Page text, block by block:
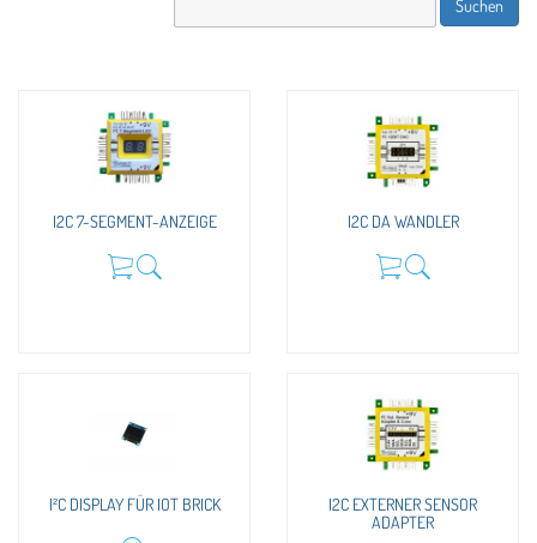
I2C 7-SEGMENT-ANZEIGE I2C DA WANDLER
I²C DISPLAY FÜR IOT BRICK
I2C EXTERNER SENSOR
ADAPTER